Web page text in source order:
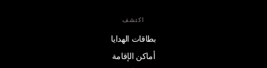
اكتشف
بطاقات الهدايا
أماكن الإقامة